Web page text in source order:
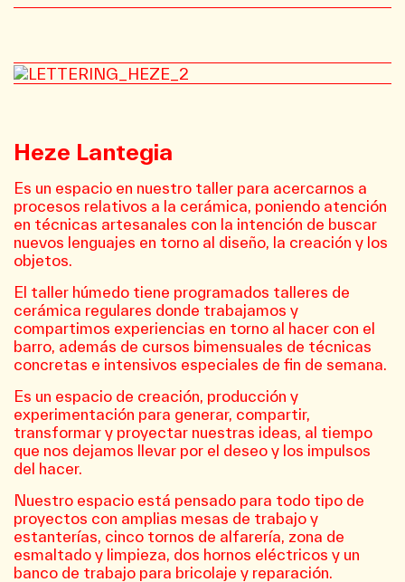
Heze Lantegia
Es un espacio en nuestro taller para acercarnos a
procesos relativos a la cerámica, poniendo atención
en técnicas artesanales con la intención de buscar
nuevos lenguajes en torno al diseño, la creación y los
objetos.
El taller húmedo tiene programados talleres de
cerámica regulares donde trabajamos y
compartimos experiencias en torno al hacer con el
barro, además de cursos bimensuales de técnicas
concretas e intensivos especiales de fin de semana.
Es un espacio de creación, producción y
experimentación para generar, compartir,
transformar y proyectar nuestras ideas, al tiempo
que nos dejamos llevar por el deseo y los impulsos
del hacer.
Nuestro espacio está pensado para todo tipo de
proyectos con amplias mesas de trabajo y
estanterías, cinco tornos de alfarería, zona de
esmaltado y limpieza, dos hornos eléctricos y un
banco de trabajo para bricolaje y reparación.